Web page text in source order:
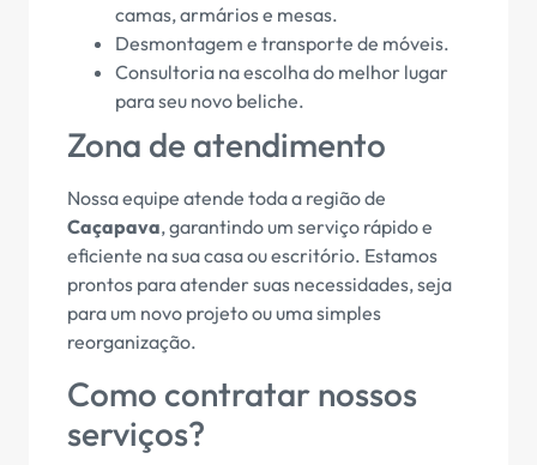
camas, armários e mesas.
Desmontagem e transporte de móveis.
Consultoria na escolha do melhor lugar
para seu novo beliche.
Zona de atendimento
Nossa equipe atende toda a região de
Caçapava, garantindo um serviço rápido e
eficiente na sua casa ou escritório. Estamos
prontos para atender suas necessidades, seja
para um novo projeto ou uma simples
reorganização.
Como contratar nossos
serviços?